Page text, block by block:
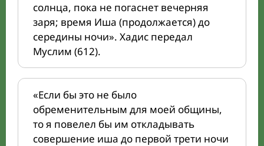
солнца, пока не погаснет вечерняя
заря; время Иша (продолжается) до
середины ночи». Хадис передал
Муслим (612).
«Если бы это не было
обременительным для моей общины,
то я повелел бы им откладывать
совершение иша до первой трети ночи